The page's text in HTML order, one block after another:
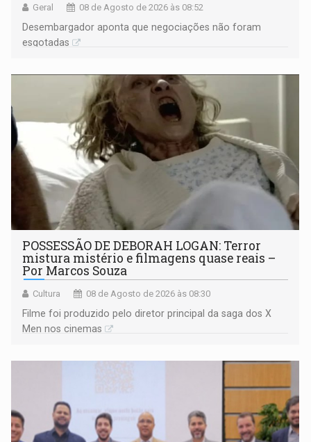
Geral 08 de Agosto de 2026 às 08:52
Desembargador aponta que negociações não foram
esgotadas
POSSESSÃO DE DEBORAH LOGAN: Terror
mistura mistério e filmagens quase reais –
Por Marcos Souza
Cultura 08 de Agosto de 2026 às 08:30
Filme foi produzido pelo diretor principal da saga dos X
Men nos cinemas